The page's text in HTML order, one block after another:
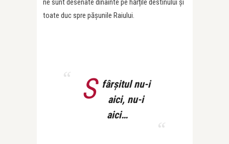
ne sunt desenate dinainte pe hărțile destinului și
toate duc spre pășunile Raiului.
S fârșitul nu-i
aici, nu-i
aici…